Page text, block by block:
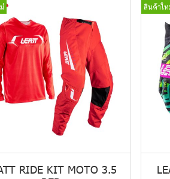
RIDE KIT MOTO 3.5
สินค้าให